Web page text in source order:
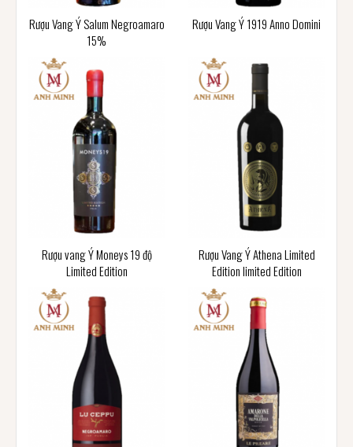
Rượu Vang Ý Salum Negroamaro
15%
Rượu Vang Ý 1919 Anno Domini
Rượu vang Ý Moneys 19 độ
Limited Edition
Rượu Vang Ý Athena Limited
Edition limited Edition